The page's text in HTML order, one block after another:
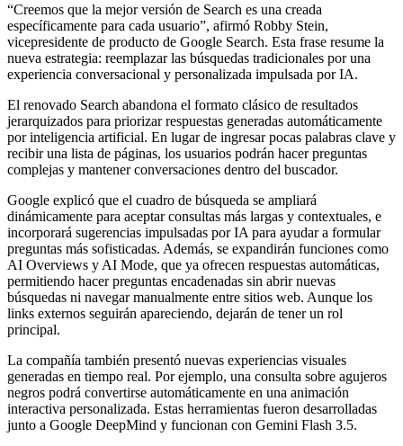
“Creemos que la mejor versión de Search es una creada
específicamente para cada usuario”, afirmó Robby Stein,
vicepresidente de producto de Google Search. Esta frase resume la
nueva estrategia: reemplazar las búsquedas tradicionales por una
experiencia conversacional y personalizada impulsada por IA.
El renovado Search abandona el formato clásico de resultados
jerarquizados para priorizar respuestas generadas automáticamente
por inteligencia artificial. En lugar de ingresar pocas palabras clave y
recibir una lista de páginas, los usuarios podrán hacer preguntas
complejas y mantener conversaciones dentro del buscador.
Google explicó que el cuadro de búsqueda se ampliará
dinámicamente para aceptar consultas más largas y contextuales, e
incorporará sugerencias impulsadas por IA para ayudar a formular
preguntas más sofisticadas. Además, se expandirán funciones como
AI Overviews y AI Mode, que ya ofrecen respuestas automáticas,
permitiendo hacer preguntas encadenadas sin abrir nuevas
búsquedas ni navegar manualmente entre sitios web. Aunque los
links externos seguirán apareciendo, dejarán de tener un rol
principal.
La compañía también presentó nuevas experiencias visuales
generadas en tiempo real. Por ejemplo, una consulta sobre agujeros
negros podrá convertirse automáticamente en una animación
interactiva personalizada. Estas herramientas fueron desarrolladas
junto a Google DeepMind y funcionan con Gemini Flash 3.5.